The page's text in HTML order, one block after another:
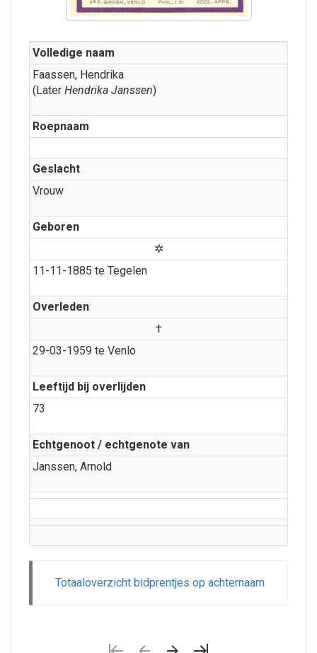
Volledige naam
Faassen, Hendrika
(Later Hendrika Janssen)
Roepnaam
Geslacht
Vrouw
Geboren
✲
11-11-1885 te Tegelen
Overleden
†
29-03-1959 te Venlo
Leeftijd bij overlijden
73
Echtgenoot / echtgenote van
Janssen, Arnold
Totaaloverzicht bidprentjes op achternaam